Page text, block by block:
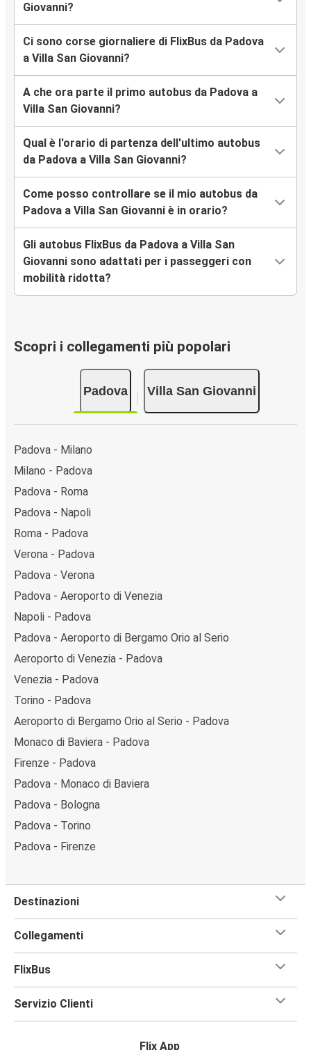
Giovanni?
Ci sono corse giornaliere di FlixBus da Padova
a Villa San Giovanni?
A che ora parte il primo autobus da Padova a
Villa San Giovanni?
Qual è l'orario di partenza dell'ultimo autobus
da Padova a Villa San Giovanni?
Come posso controllare se il mio autobus da
Padova a Villa San Giovanni è in orario?
Gli autobus FlixBus da Padova a Villa San
Giovanni sono adattati per i passeggeri con
mobilità ridotta?
Scopri i collegamenti più popolari
Padova Villa San Giovanni
Padova - Milano
Milano - Padova
Padova - Roma
Padova - Napoli
Roma - Padova
Verona - Padova
Padova - Verona
Padova - Aeroporto di Venezia
Napoli - Padova
Padova - Aeroporto di Bergamo Orio al Serio
Aeroporto di Venezia - Padova
Venezia - Padova
Torino - Padova
Aeroporto di Bergamo Orio al Serio - Padova
Monaco di Baviera - Padova
Firenze - Padova
Padova - Monaco di Baviera
Padova - Bologna
Padova - Torino
Padova - Firenze
Destinazioni
Collegamenti
FlixBus
Servizio Clienti
Flix App